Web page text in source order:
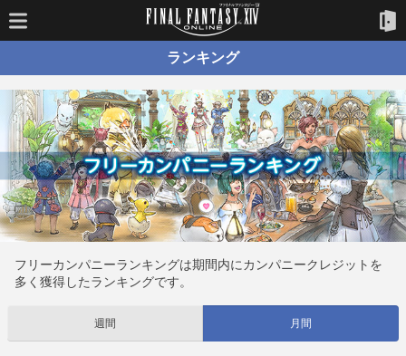
ランキング
フリーカンパニーランキングは期間内にカンパニークレジットを
多く獲得したランキングです。
週間 月間